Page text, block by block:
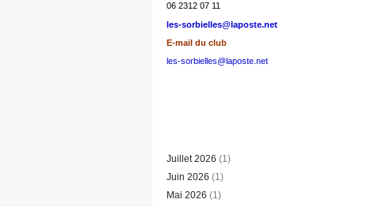
06 2312 07 11
les-sorbielles@laposte.net
E-mail du club
les-sorbielles@laposte.net
Juillet 2026 (1)
Juin 2026 (1)
Mai 2026 (1)